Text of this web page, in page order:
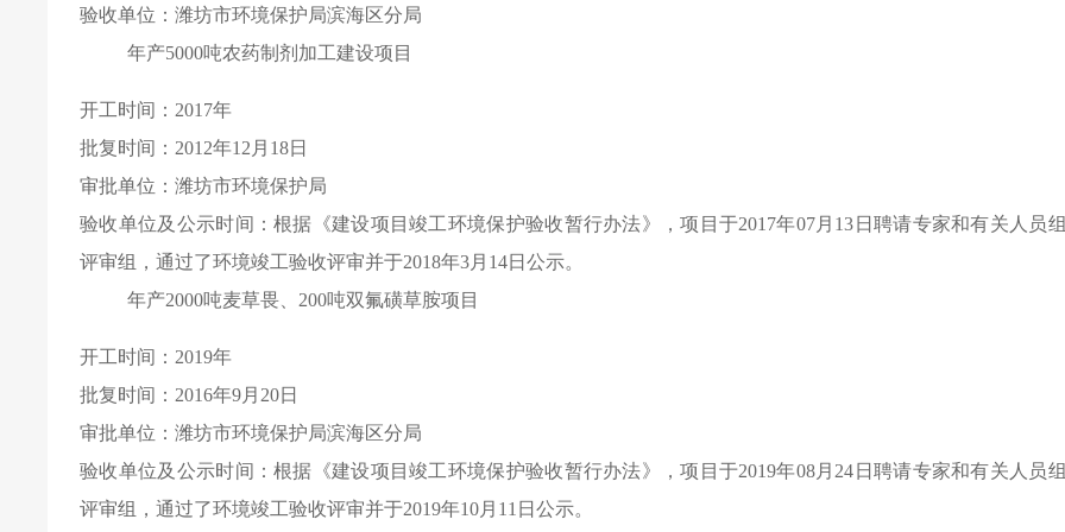
验收单位：潍坊市环境保护局滨海区分局
年产5000吨农药制剂加工建设项目
开工时间： 2017年
批复时间： 2012年12 月 18日
审批单位：潍坊市环境保护局
验收单位及公示时间：根据《建设项目竣工环境保护验收暂行办法》，项目于2017年07月 13 日聘请专家和有关人员
评审组，通过了环境竣工验收评审并于2018年3月 14日公示。
年产2000吨麦草畏、 200吨双氟磺草胺项目
开工时间： 2019年
批复时间： 2016年9月 20日
审批单位：潍坊市环境保护局滨海区分局
验收单位及公示时间：根据《建设项目竣工环境保护验收暂行办法》，项目于2019年08月 24 日聘请专家和有关人员
评审组，通过了环境竣工验收评审并于2019年10月 11 日公示。